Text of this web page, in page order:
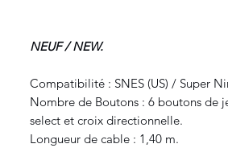
NEUF / NEW.
Compatibilité : SNES (US) / Super
Nombre de Boutons : 6 boutons de
select et croix directionnelle.
Longueur de cable : 1,40 m.